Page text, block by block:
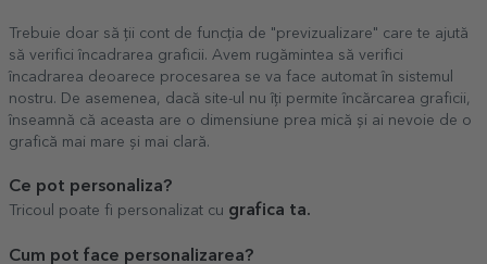
Trebuie doar să ții cont de funcția de "previzualizare" care te ajută
să verifici încadrarea graficii. Avem rugămintea să verifici
încadrarea deoarece procesarea se va face automat în sistemul
nostru. De asemenea, dacă site-ul nu îți permite încărcarea graficii,
înseamnă că aceasta are o dimensiune prea mică și ai nevoie de o
grafică mai mare și mai clară.
Ce pot personaliza?
Tricoul poate fi personalizat cu grafica ta.
Cum pot face personalizarea?